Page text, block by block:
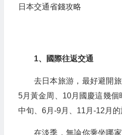
日本交通省錢攻略
1、國際往返交通
去日本旅游，最好避開
5月黃金周、10月國慶這幾個
中旬、6月-9月、11月-12月的
在淡季，無論你乘坐哪